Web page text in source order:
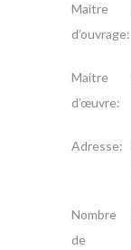
Maitre
d’ouvrage:
Maitre
d’œuvre:
Adresse:
Nombre
de